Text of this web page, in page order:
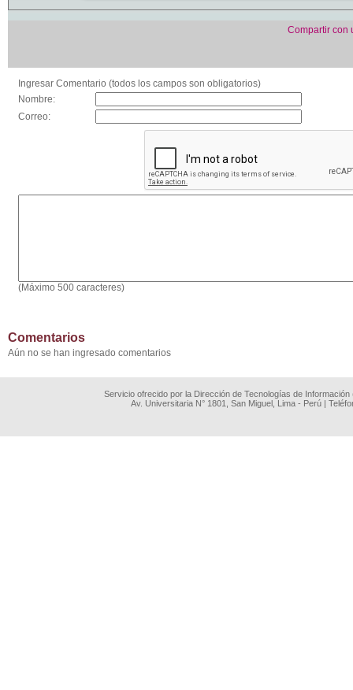
Compartir con
Ingresar Comentario (todos los campos son obligatorios)
Nombre:
Correo:
(Máximo 500 caracteres)
Comentarios
Aún no se han ingresado comentarios
Servicio ofrecido por la Dirección de Tecnologías de
Av. Universitaria N° 1801, San Miguel, Lima - Perú |